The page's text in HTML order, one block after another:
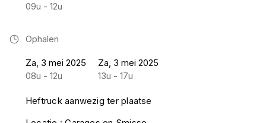
09u - 12u
Ophalen
Za, 3 mei 2025
08u - 12u
Za, 3 mei 2025
13u - 17u
Heftruck aanwezig ter plaatse